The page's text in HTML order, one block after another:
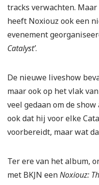
tracks verwachten.
heeft Noxiouz ook een
evenement
Catalyst’.
De nieuwe liveshow
maar ook op het vlak
veel gedaan om de
ook dat hij voor elke
voorbereidt, maar wat
Ter ere van het album,
met BKJN eenNoxiouz: